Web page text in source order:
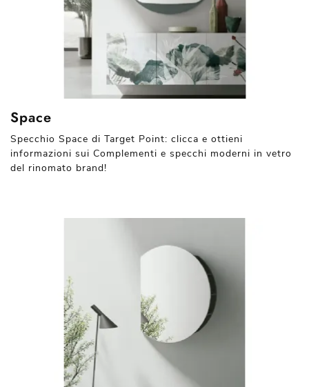
Space
Specchio Space di Target Point: clicca e ottieni
informazioni sui Complementi e specchi moderni in vetro
del rinomato brand!